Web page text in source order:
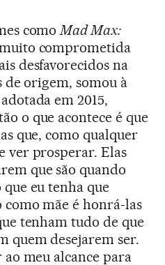
comoMad Max:
comprometida
desfavorecidos na
de origem, somou à
em 2015,
o que acontece é que
que, como qualquer
ver prosperar. Elas
que são quando
eu tenha que
mãe é honrá-las
tenham tudo de que
quem desejarem ser.
meu alcance para